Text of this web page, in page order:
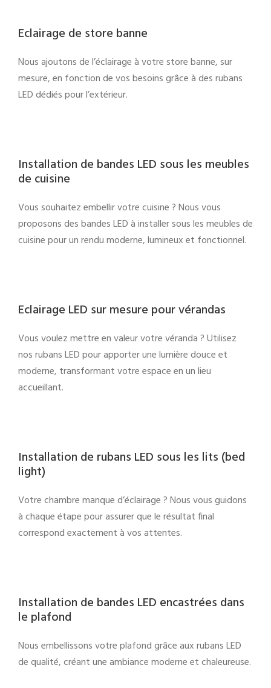
Eclairage de store banne
Nous ajoutons de l’éclairage à votre store banne, sur
mesure, en fonction de vos besoins grâce à des rubans
LED dédiés pour l’extérieur.
Installation de bandes LED sous les meubles
de cuisine
Vous souhaitez embellir votre cuisine ? Nous vous
proposons des bandes LED à installer sous les meubles de
cuisine pour un rendu moderne, lumineux et fonctionnel.
Eclairage LED sur mesure pour vérandas
Vous voulez mettre en valeur votre véranda ? Utilisez
nos rubans LED pour apporter une lumière douce et
moderne, transformant votre espace en un lieu
accueillant.
Installation de rubans LED sous les lits (bed
light)
Votre chambre manque d’éclairage ? Nous vous guidons
à chaque étape pour assurer que le résultat final
correspond exactement à vos attentes.
Installation de bandes LED encastrées dans
le plafond
Nous embellissons votre plafond grâce aux rubans LED
de qualité, créant une ambiance moderne et chaleureuse.